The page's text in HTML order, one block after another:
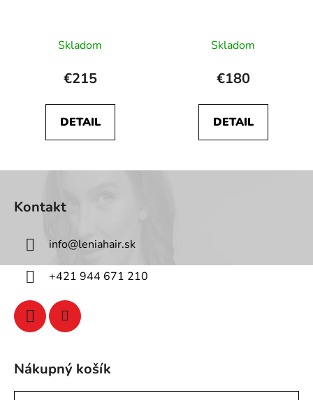
Skladom
€215
DETAIL
Skladom
€180
DETAIL
i
Kontakt
info@leniahair.sk
+421 944 671 210
Nákupný košík